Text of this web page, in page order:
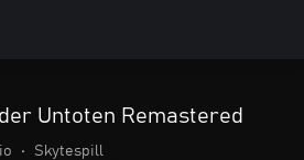
Untoten Remastered
• Skytespill